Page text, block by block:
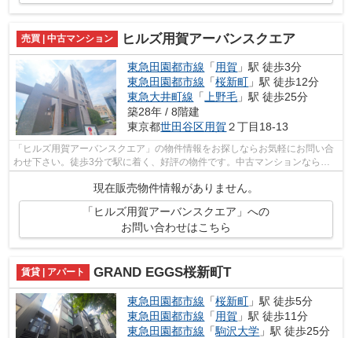
売買 | 中古マンション ヒルズ用賀アーバンスクエア
東急田園都市線 「用賀 」駅 徒歩3分
東急田園都市線 「桜新町 」駅 徒歩12分
東急大井町線 「上野毛 」駅 徒歩25分
築28年 / 8階建
東京都世田谷区用賀 ２丁目18-13
「ヒルズ用賀アーバンスクエア」の物件情報をお探しならお気軽にお問い合
わせ下さい。徒歩3分で駅に着く、好評の物件です。中古マンションなら、
物件の購入もスムーズです。世田谷区で...
現在販売物件情報がありません。
「ヒルズ用賀アーバンスクエア」への
お問い合わせはこちら
賃貸 | アパート GRAND EGGS桜新町T
東急田園都市線 「桜新町 」駅 徒歩5分
東急田園都市線 「 用賀 」駅 徒歩11分
東急田園都市線 「駒沢大学 」駅 徒歩25分